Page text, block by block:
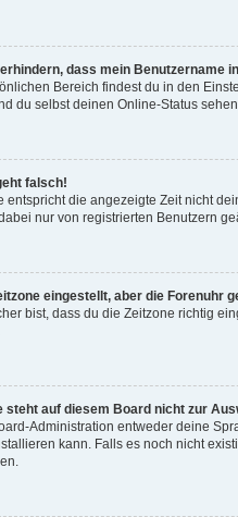
dass mein Benutzername
Bereich findest du in den
du selbst deinen Online-Status
falsch!
entspricht die angezeigte Zeit nicht
nur von registrierten Benutzern
eingestellt, aber die Forenuhr
bist, dass du die Zeitzone richtig
steht auf diesem Board nicht zur
Administration entweder deine
kann. Falls es noch nicht